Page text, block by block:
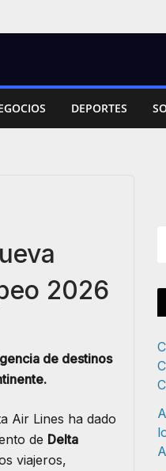
DEPORTES
2026
de destinos
Air Lines ha dado
de Delta
viajeros,